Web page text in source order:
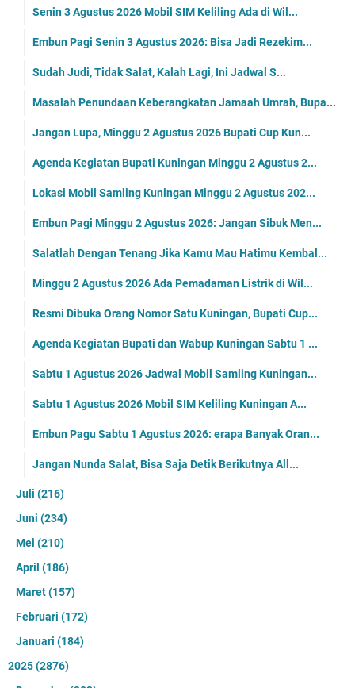
Senin 3 Agustus 2026 Mobil SIM Keliling Ada di Wil...
Embun Pagi Senin 3 Agustus 2026: Bisa Jadi Rezekim...
Sudah Judi, Tidak Salat, Kalah Lagi, Ini Jadwal S...
Masalah Penundaan Keberangkatan Jamaah Umrah, Bupa...
Jangan Lupa, Minggu 2 Agustus 2026 Bupati Cup Kun...
Agenda Kegiatan Bupati Kuningan Minggu 2 Agustus 2...
Lokasi Mobil Samling Kuningan Minggu 2 Agustus 202...
Embun Pagi Minggu 2 Agustus 2026: Jangan Sibuk Men...
Salatlah Dengan Tenang Jika Kamu Mau Hatimu Kembal...
Minggu 2 Agustus 2026 Ada Pemadaman Listrik di Wil...
Resmi Dibuka Orang Nomor Satu Kuningan, Bupati Cup...
Agenda Kegiatan Bupati dan Wabup Kuningan Sabtu 1 ...
Sabtu 1 Agustus 2026 Jadwal Mobil Samling Kuningan...
Sabtu 1 Agustus 2026 Mobil SIM Keliling Kuningan A...
Embun Pagu Sabtu 1 Agustus 2026: erapa Banyak Oran...
Jangan Nunda Salat, Bisa Saja Detik Berikutnya All...
Juli (216)
Juni (234)
Mei (210)
April (186)
Maret(157)
Februari (172)
Januari (184)
2025(2876)